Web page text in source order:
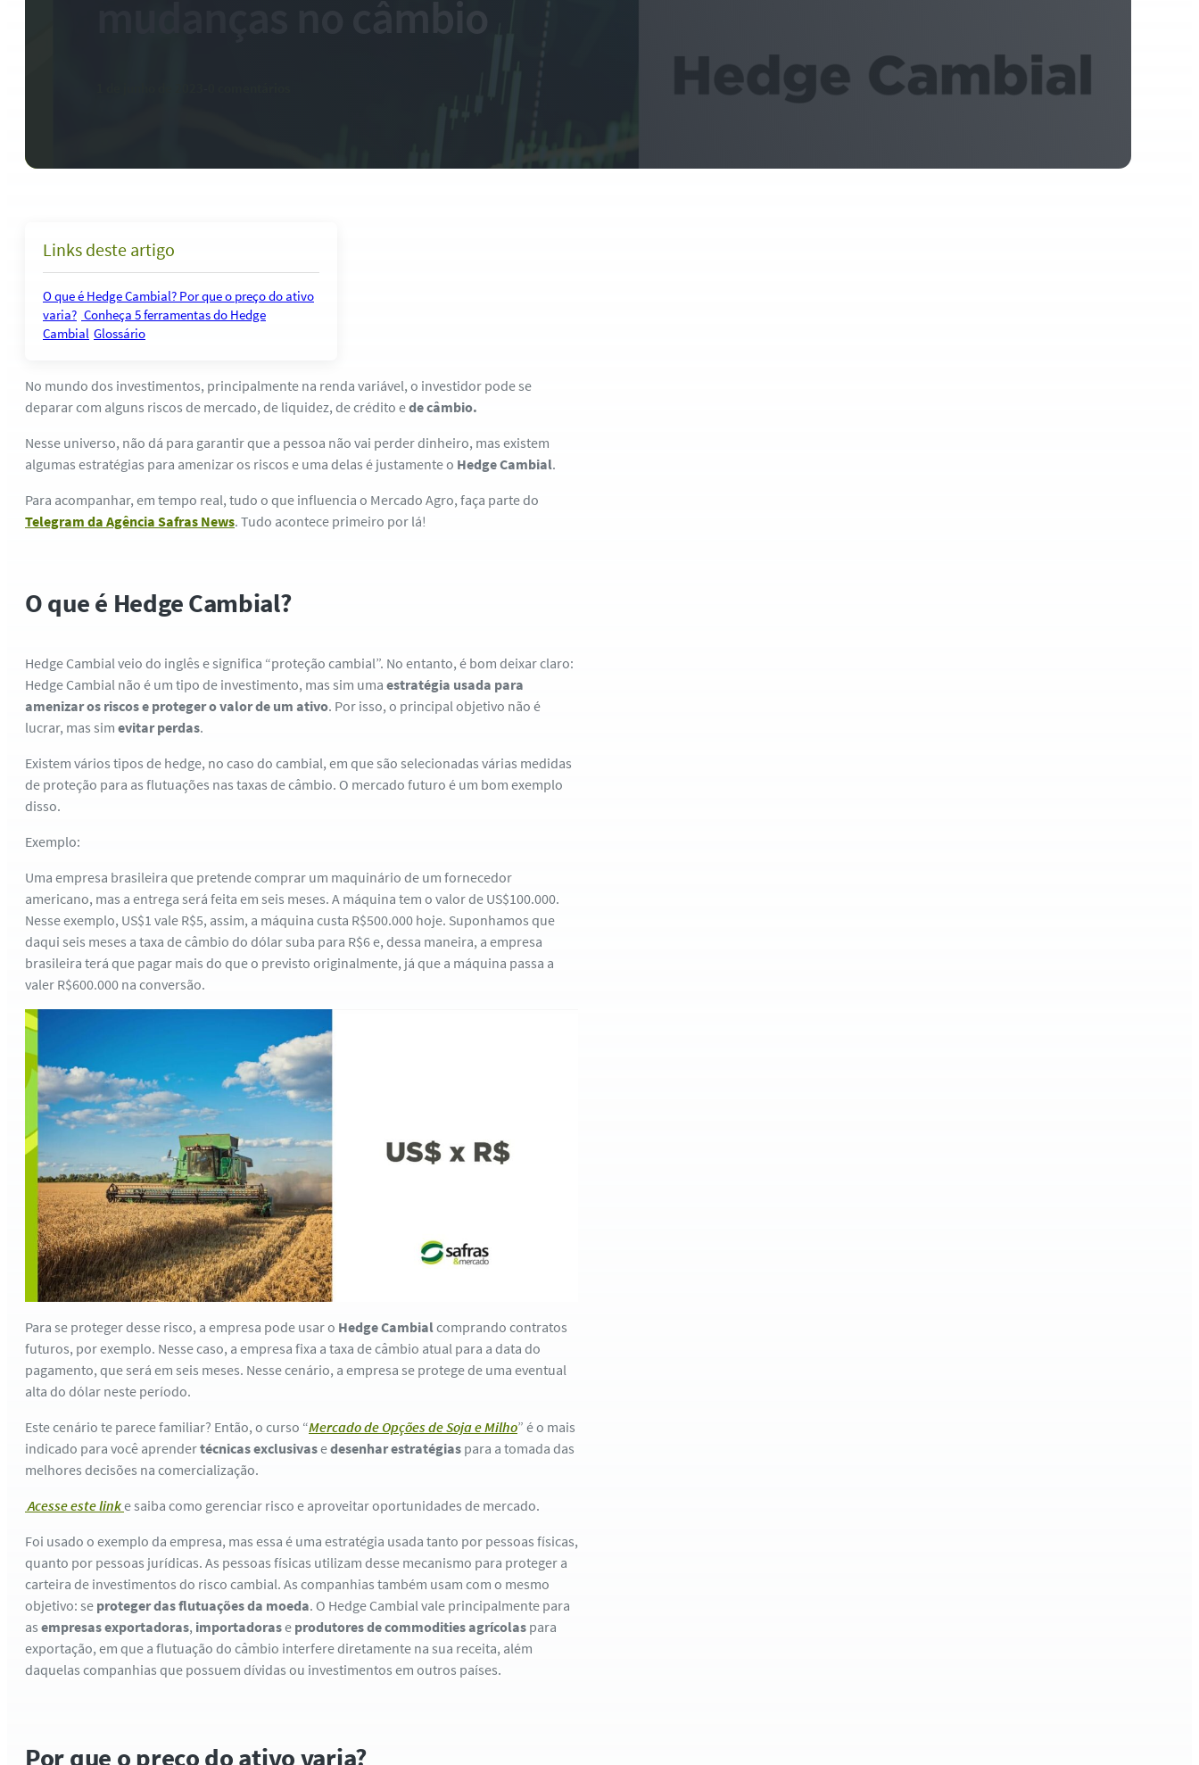
Links deste artigo
O que é Hedge Cambial? Por que o preço do ativo
varia? Conheça 5 ferramentas do Hedge
Cambial Glossário
No mundo dos investimentos, principalmente na renda variável, o investidor pode se
deparar com alguns riscos de mercado, de liquidez, de crédito ede câmbio.
Nesse universo, não dá para garantir que a pessoa não vai perder dinheiro, mas existem
algumas estratégias para amenizar os riscos e uma delas é justamente o Hedge Cambial.
Para acompanhar, em tempo real, tudo o que influencia o Mercado Agro, faça parte do
Telegram da Agência Safras News. Tudo acontece primeiro por lá!
O que é Hedge Cambial?
Hedge Cambial veio do inglês e significa “proteção cambial”. No entanto, é bom deixar claro:
Hedge Cambial não é um tipo de investimento, mas sim uma estratégia usada para
amenizar os riscos e proteger o valor de um ativo. Por isso, o principal objetivo não é
lucrar, mas sim evitar perdas.
Existem vários tipos de hedge, no caso do cambial, em que são selecionadas várias medidas
de proteção para as flutuações nas taxas de câmbio. O mercado futuro é um bom exemplo
disso.
Exemplo:
Uma empresa brasileira que pretende comprar um maquinário de um fornecedor
americano, mas a entrega será feita em seis meses. A máquina tem o valor de US$100.000.
Nesse exemplo, US$1 vale R$5, assim, a máquina custa R$500.000 hoje. Suponhamos que
daqui seis meses a taxa de câmbio do dólar suba para R$6 e, dessa maneira, a empresa
brasileira terá que pagar mais do que o previsto originalmente, já que a máquina passa a
valer R$600.000 na conversão.
Para se proteger desse risco, a empresa pode usar o Hedge Cambialcomprando contratos
futuros, por exemplo. Nesse caso, a empresa fixa a taxa de câmbio atual para a data do
pagamento, que será em seis meses. Nesse cenário, a empresa se protege de uma eventual
alta do dólar neste período.
Este cenário te parece familiar? Então, o curso “Mercado de Opções de Soja e Milho” é o mais
indicado para você aprendertécnicas exclusivasedesenhar estratégias para a tomada das
melhores decisões na comercialização.
Acesse este linke saiba como gerenciar risco e aproveitar oportunidades de mercado.
Foi usado o exemplo da empresa, mas essa é uma estratégia usada tanto por pessoas físicas,
quanto por pessoas jurídicas. As pessoas físicas utilizam desse mecanismo para proteger a
carteira de investimentos do risco cambial. As companhias também usam com o mesmo
objetivo: se proteger das flutuações da moeda. O Hedge Cambial vale principalmente para
as empresas exportadoras, importadorase produtores de commodities agrícolas para
exportação, em que a flutuação do câmbio interfere diretamente na sua receita, além
daquelas companhias que possuem dívidas ou investimentos em outros países.
Por que o preço do ativo varia?